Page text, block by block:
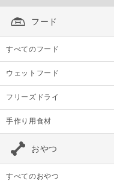
フード
すべてのフード
ウェットフード
フリーズドライ
手作り用食材
おやつ
すべてのおやつ